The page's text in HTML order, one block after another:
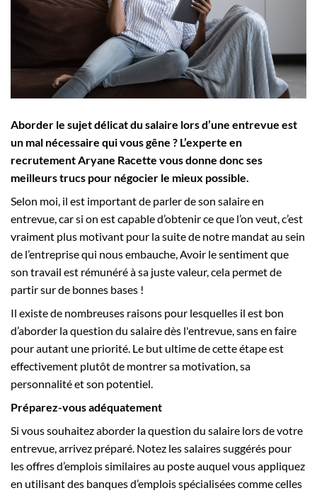
Employeurs
Publiez une offre d'emploi
Aborder le sujet délicat du salaire lors d’une entrevue est
un mal nécessaire qui vous gêne ? L’experte en
recrutement Aryane Racette vous donne donc ses
meilleurs trucs pour négocier le mieux possible.
Selon moi, il est important de parler de son salaire en
entrevue, car si on est capable d’obtenir ce que l’on veut, c’est
vraiment plus motivant pour la suite de notre mandat au sein
de l’entreprise qui nous embauche, Avoir le sentiment que
son travail est rémunéré à sa juste valeur, cela permet de
partir sur de bonnes bases !
Il existe de nombreuses raisons pour lesquelles il est bon
d’aborder la question du salaire dès l'entrevue, sans en faire
pour autant une priorité. Le but ultime de cette étape est
effectivement plutôt de montrer sa motivation, sa
personnalité et son potentiel.
Préparez-vous adéquatement
Si vous souhaitez aborder la question du salaire lors de votre
entrevue, arrivez préparé. Notez les salaires suggérés pour
les offres d’emplois similaires au poste auquel vous appliquez
en utilisant des banques d’emplois spécialisées comme celles